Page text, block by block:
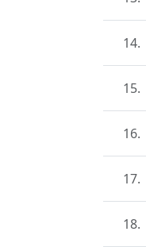
14.
15.
16.
17.
18.